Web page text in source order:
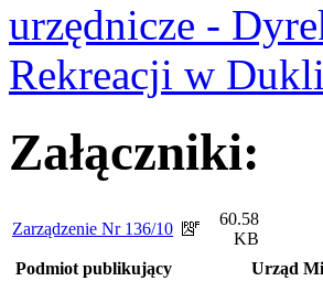
urzędnicze -
Rekreacji w Dukli
Załączniki:
Zarządzenie Nr 136/10
60.58
KB
Podmiot publikujący
Urząd